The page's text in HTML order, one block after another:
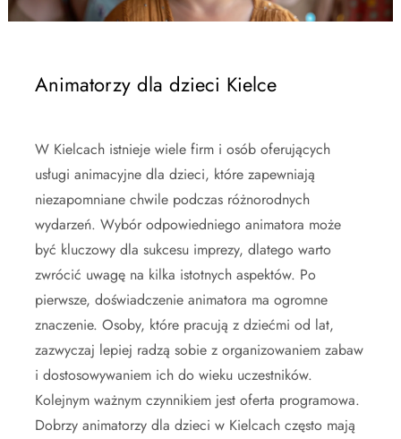
Animatorzy dla dzieci Kielce
W Kielcach istnieje wiele firm i osób oferujących
usługi animacyjne dla dzieci, które zapewniają
niezapomniane chwile podczas różnorodnych
wydarzeń. Wybór odpowiedniego animatora może
być kluczowy dla sukcesu imprezy, dlatego warto
zwrócić uwagę na kilka istotnych aspektów. Po
pierwsze, doświadczenie animatora ma ogromne
znaczenie. Osoby, które pracują z dziećmi od lat,
zazwyczaj lepiej radzą sobie z organizowaniem zabaw
i dostosowywaniem ich do wieku uczestników.
Kolejnym ważnym czynnikiem jest oferta programowa.
Dobrzy animatorzy dla dzieci w Kielcach często mają